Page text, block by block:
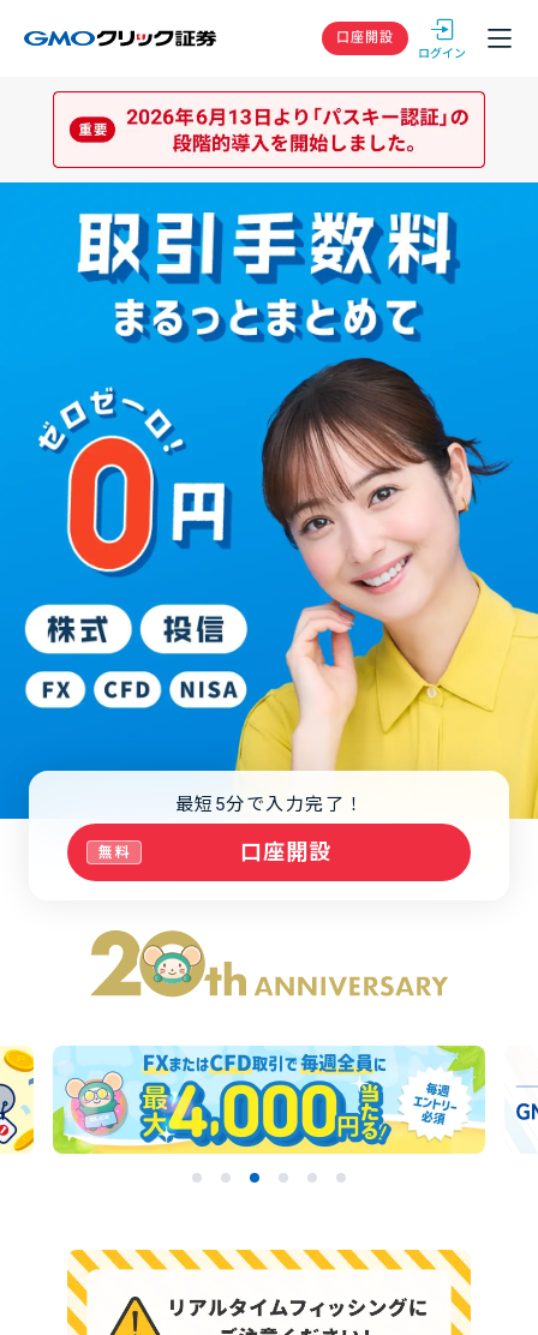
GMOクリック
口座開設
最短5分で入力完了！
口座開設
無料